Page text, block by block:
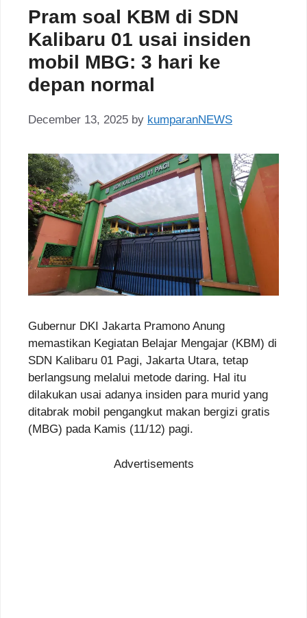
Pram soal KBM di SDN
Kalibaru 01 usai insiden
mobil MBG: 3 hari ke
depan normal
December 13, 2025 by kumparanNEWS
Gubernur DKI Jakarta Pramono Anung
memastikan Kegiatan Belajar Mengajar (KBM) di
SDN Kalibaru 01 Pagi, Jakarta Utara, tetap
berlangsung melalui metode daring. Hal itu
dilakukan usai adanya insiden para murid yang
ditabrak mobil pengangkut makan bergizi gratis
(MBG) pada Kamis (11/12) pagi.
Advertisements